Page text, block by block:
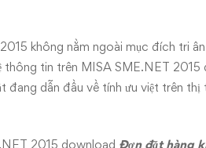
không nằm ngoài mục đích tri ân
thông tin trên MISA SME.NET 2015
đang dẫn đầu về tính ưu việt trên thị
2015 download Đơn đặt hàng